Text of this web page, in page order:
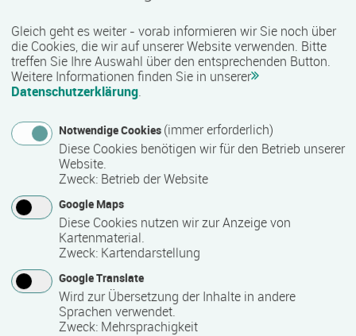
technische, gewerblich-handwerkliche sowie IT-bezogene
Qualifizierungen angeboten. Je nach Maßnahme besteht
zudem die Möglichkeit, anerkannte Zusatzqualifikationen
und Zertifikate zu erwerben, die den beruflichen Werdegang
Qualität und Besonderheiten:
Als zertifizierter Bildungsträger erfüllt COMCAVE die
Qualitätsanforderungen für die Förderung von
Weiterbildungsmaßnahmen durch öffentliche Kostenträger
wie die Agentur für Arbeit oder Jobcenter. Viele Angebote
sind nach der AZAV (Akkreditierungs- und
Zulassungsverordnung Arbeitsförderung) zugelassen und
damit förderfähig. Mit einem vielfältigen Bildungsangebot,
praxisnahen Inhalten und einer bundesweiten Präsenz
unterstützt COMCAVE Menschen bei ihrer beruflichen
Gleich geht es weiter - vorab informieren wir Sie noch über
die Cookies, die wir auf unserer Website verwenden. Bitte
treffen Sie Ihre Auswahl über den entsprechenden Button.
Weitere Informationen finden Sie in unserer
Datenschutzerklärung.
Notwendige Cookies (immer erforderlich)
Diese Cookies benötigen wir für den Betrieb unserer
Website.
Zweck: Betrieb der Website
Google Maps
Diese Cookies nutzen wir zur Anzeige von
Kartenmaterial.
Zweck: Kartendarstellung
Google Translate
Wird zur Übersetzung der Inhalte in andere
Sprachen verwendet.
Zweck: Mehrsprachigkeit